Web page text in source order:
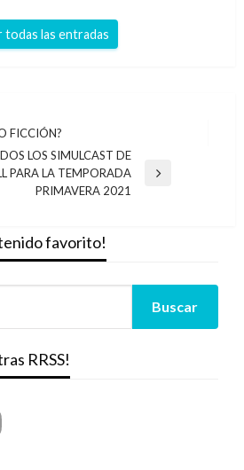
todas las entradas
FICCIÓN?
LOS SIMULCAST DE
PARA LA TEMPORADA
PRIMAVERA 2021
favorito!
RRSS!